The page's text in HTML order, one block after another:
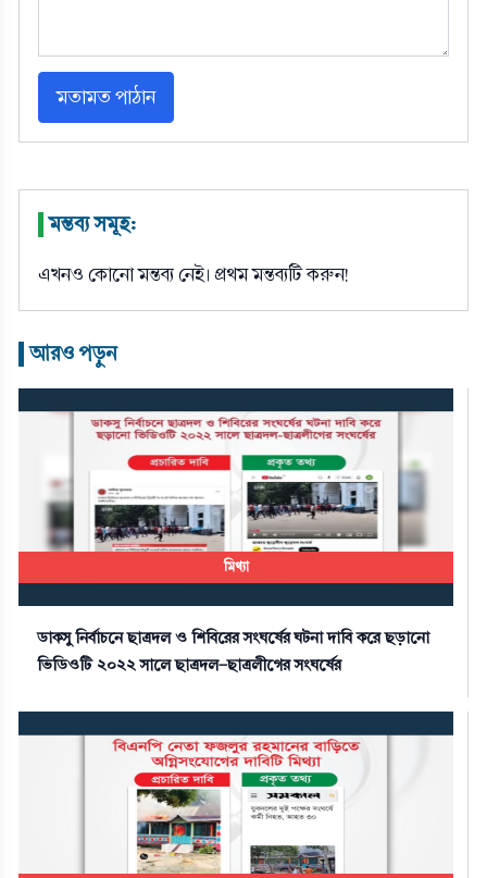
মতামত পাঠান
মন্তব্য সমূহ:
এখনও কোনো মন্তব্য নেই। প্রথম মন্তব্যটি করুন!
আরও পড়ুন
মিথ্যা
ডাকসু নির্বাচনে ছাত্রদল ও শিবিরের সংঘর্ষের ঘটনা দাবি করে ছড়ানো
ভিডিওটি ২০২২ সালে ছাত্রদল-ছাত্রলীগের সংঘর্ষের